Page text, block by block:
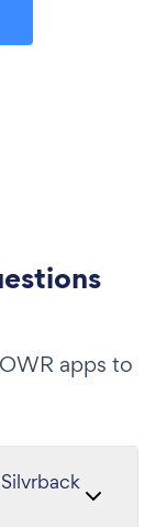
apps to